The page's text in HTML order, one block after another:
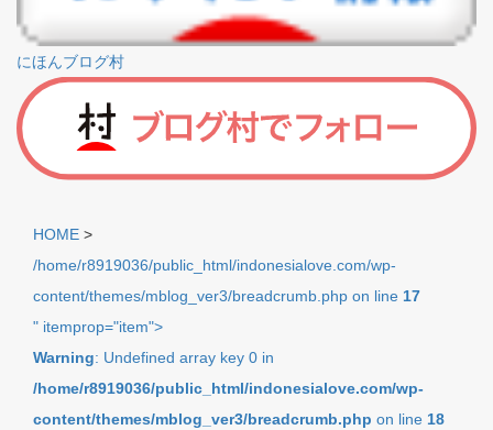
にほんブログ村
HOME >
/home/r8919036/public_html/indonesialove.com/wp-
content/themes/mblog_ver3/breadcrumb.php on line 17
" itemprop="item">
Warning: Undefined array key 0 in
/home/r8919036/public_html/indonesialove.com/wp-
content/themes/mblog_ver3/breadcrumb.php on line 18